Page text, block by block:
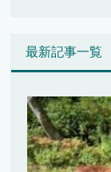
最新記事一覧